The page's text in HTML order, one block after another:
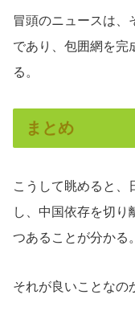
冒頭のニュースは、
であり、包囲網を完
る。
まとめ
こうして眺めると、
し、中国依存を切り
つあることが分かる。
それが良いことなの